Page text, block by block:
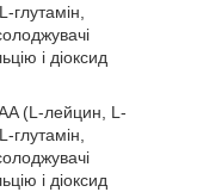
глутамін,
і діоксид
(L-лейцин, L-
глутамін,
і діоксид